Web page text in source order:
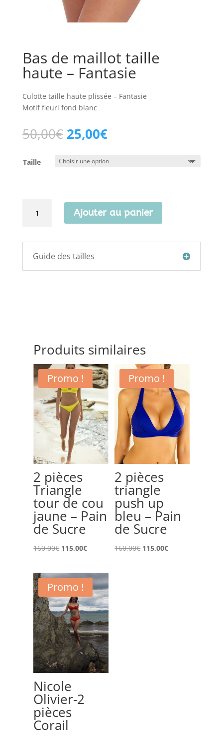
Bas de maillot taille
haute – Fantasie
Culotte taille haute plissée – Fantasie
Motif fleuri fond blanc
50,00€ Le
prix
initial
était :
25,00€Le
prix
actuel
est :
Taille
taille
haute
Ajouter au panier
Guide des tailles
Produits similaires
Promo !
2 pièces
Triangle
tour de cou
jaune – Pain
de Sucre
160,00€ Le
initial
était :
160,00€.
115,00€Le
actuel
est :
115,00€.
Promo !
2 pièces
triangle
push up
bleu – Pain
de Sucre
160,00€ Le
115,00€Le
Promo !
Nicole
Olivier-2
pièces
Corail